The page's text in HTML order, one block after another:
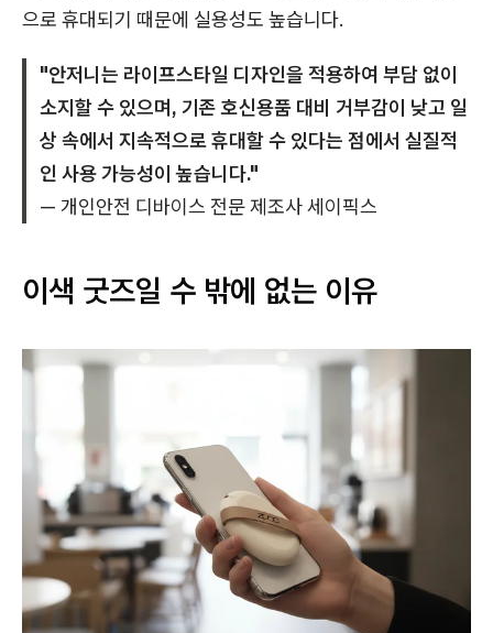
으로 휴대되기 때문에 실용성도 높습니다.
"안저니는 라이프스타일 디자인을 적용하여 부담 없이
소지할 수 있으며, 기존 호신용품 대비 거부감이 낮고 일
상 속에서 지속적으로 휴대할 수 있다는 점에서 실질적
인 사용 가능성이 높습니다."
— 개인안전 디바이스 전문 제조사 세이픽스
이색 굿즈일 수 밖에 없는 이유